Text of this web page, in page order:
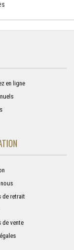
en ligne
de retrait
de vente